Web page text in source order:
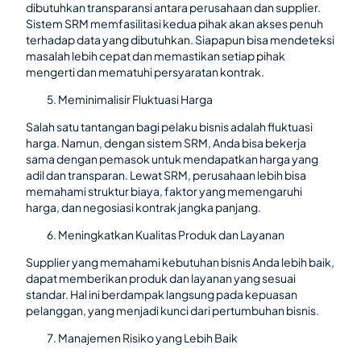
dibutuhkan transparansi antara perusahaan dan supplier.
Sistem SRM memfasilitasi kedua pihak akan akses penuh
terhadap data yang dibutuhkan. Siapapun bisa mendeteksi
masalah lebih cepat dan memastikan setiap pihak
mengerti dan mematuhi persyaratan kontrak.
Meminimalisir Fluktuasi Harga
Salah satu tantangan bagi pelaku bisnis adalah fluktuasi
harga. Namun, dengan sistem SRM, Anda bisa bekerja
sama dengan pemasok untuk mendapatkan harga yang
adil dan transparan. Lewat SRM, perusahaan lebih bisa
memahami struktur biaya, faktor yang memengaruhi
harga, dan negosiasi kontrak jangka panjang.
Meningkatkan Kualitas Produk dan Layanan
Supplier yang memahami kebutuhan bisnis Anda lebih baik,
dapat memberikan produk dan layanan yang sesuai
standar. Hal ini berdampak langsung pada kepuasan
pelanggan, yang menjadi kunci dari pertumbuhan bisnis.
Manajemen Risiko yang Lebih Baik